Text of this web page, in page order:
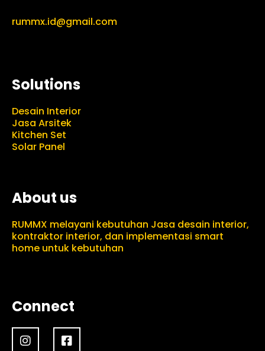
rummx.id@gmail.com
Solutions
Desain Interior
Jasa Arsitek
Kitchen Set
Solar Panel
About us
RUMMX melayani kebutuhan Jasa desain interior,
kontraktor interior, dan implementasi smart
home untuk kebutuhan
Connect